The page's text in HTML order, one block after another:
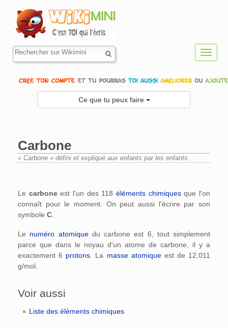
Ce que tu peux faire
Carbone
« Carbone » défini et expliqué aux enfants par les enfants.
Le carboneest l'un des 118éléments chimiquesque l'on
connaît pour le moment. On peut aussi l'écrire par son
symbole C
Le numéro atomiquedu carbone est 6, tout simplement
parce que dans le noyau d'un atome de carbone, il y a
exactement 6 protons . La masse atomiqueest de 12,011
g/mol.
Voir aussi
Liste des éléments chimiques